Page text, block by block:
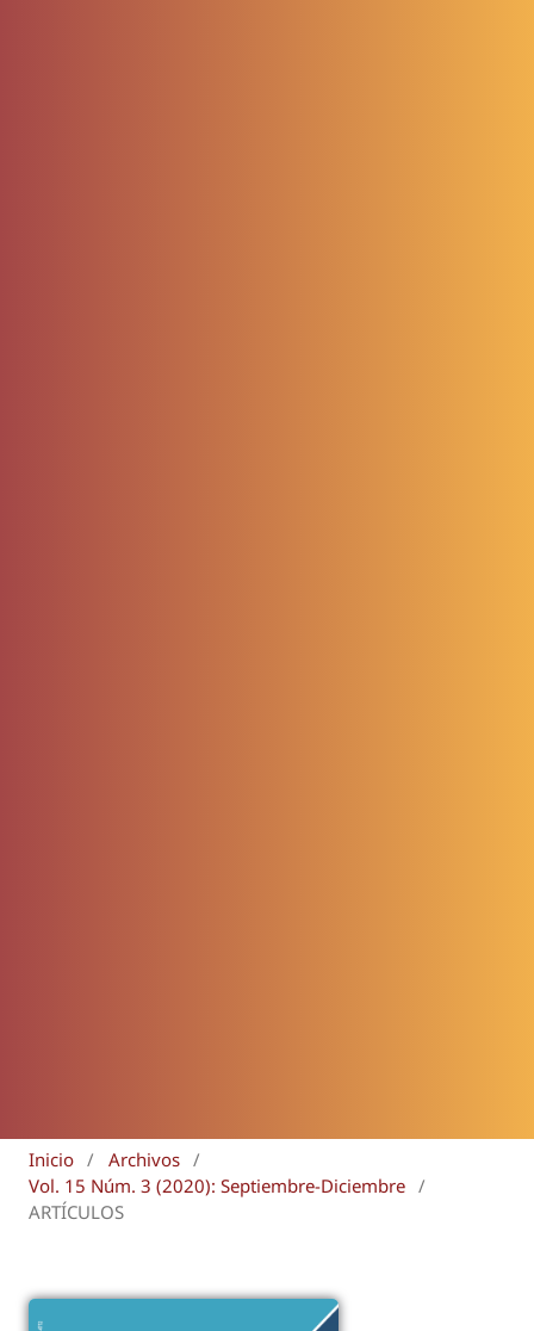
Inicio / Archivos /
Vol. 15 Núm. 3 (2020): Septiembre-Diciembre /
ARTÍCULOS